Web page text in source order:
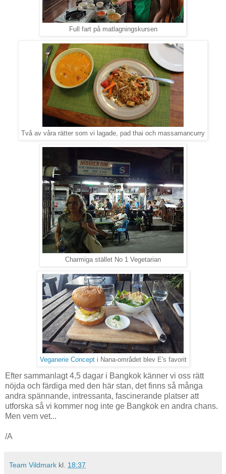
Full fart på matlagningskursen
Två av våra rätter som vi lagade, pad thai och massamancurry
Charmiga stället No 1 Vegetarian
Veganerie Concepti Nana-området blev E's favorit
Efter sammanlagt 4,5 dagar i Bangkok känner vi oss rätt
nöjda och färdiga med den här stan, det finns så många
andra spännande, intressanta, fascinerande platser att
utforska så vi kommer nog inte ge Bangkok en andra chans.
Men vem vet...
/A
Team Vildmark kl. 18:37